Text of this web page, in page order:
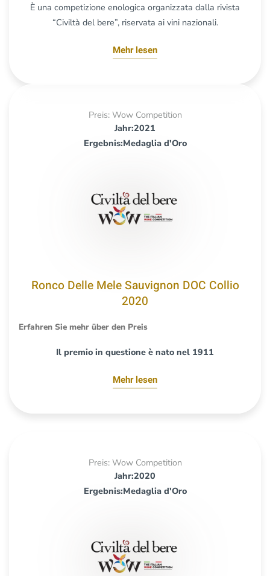
È una competizione enologica organizzata dalla rivista
“Civiltà del bere”, riservata ai vini nazionali.
Mehr lesen
Preis: Wow Competition
Jahr:2021
Ergebnis:Medaglia d'Oro
Ronco Delle Mele Sauvignon DOC Collio
2020
Erfahren Sie mehr über den Preis
Il premio in questione è nato nel 1911
Mehr lesen
Preis: Wow Competition
Jahr:2020
Ergebnis:Medaglia d'Oro